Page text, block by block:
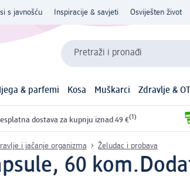
s javnošću Inspiracije & savjeti Osviješten život
Pretraži i pronađi
& parfemi Kosa Muškarci Zdravlje &
dostava za kupnju iznad 49 €(1)
i jačanje organizma Želudac i probava
60 kom.